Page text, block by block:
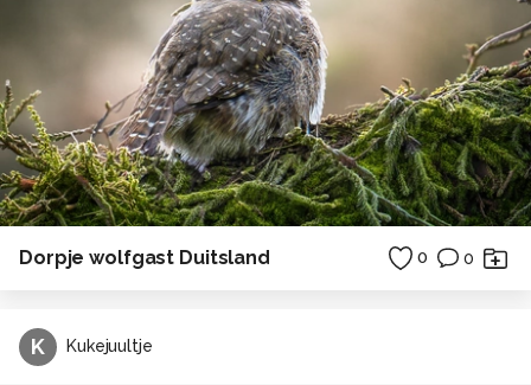
Dorpje wolfgast Duitsland 0 0
K Kukejuultje